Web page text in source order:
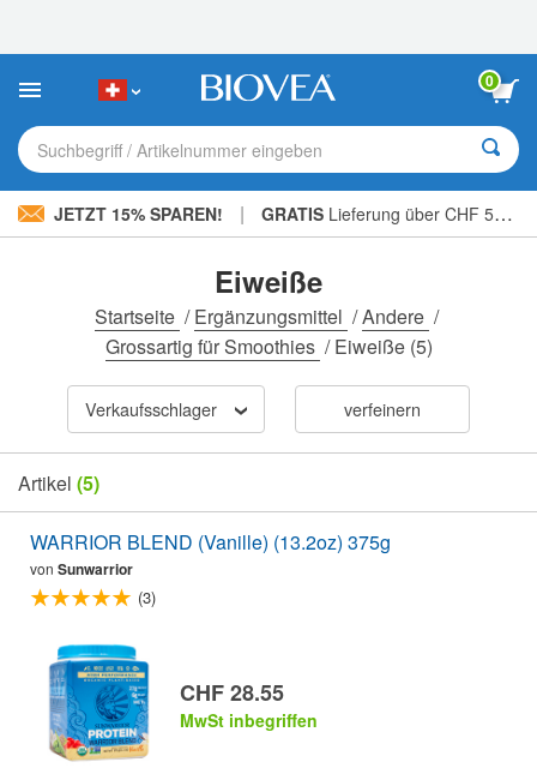
Sie:
Website
ein
Barrierefreiheitssystem.
0
Suchbegriff / Artikelnummer eingeben
JETZT 15% SPAREN! | GRATIS Lieferung über CHF 56.00 »
Eiweiße
Startseite /Ergänzungsmittel /Andere /
Grossartig für Smoothies /Eiweiße(5)
Verkaufsschlager verfeinern
Artikel (5)
WARRIOR BLEND (Vanille) (13.2oz) 375g
von Sunwarrior
(3)
CHF 28.55
MwSt inbegriffen